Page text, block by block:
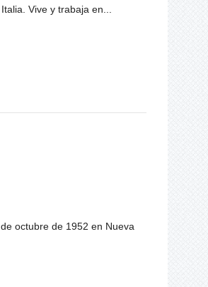
Vive y trabaja en...
octubre de 1952 en Nueva